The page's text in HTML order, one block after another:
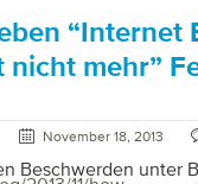
auch eine
einen großen Teil
diesen
Sie feststellen,
und
auskommen
“Internet
mehr”
November 18, 2013
Beschwerden unter